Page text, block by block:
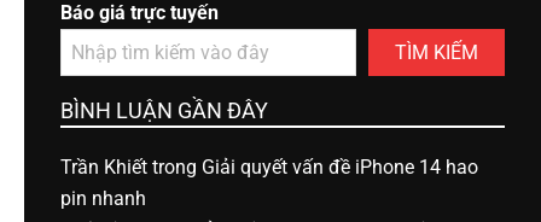
Báo giá trực tuyến
TÌM KIẾM
BÌNH LUẬN GẦN ĐÂY
Trần Khiết trong Giải quyết vấn đề iPhone 14 hao
pin nhanh